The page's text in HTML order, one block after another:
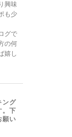
興味
も少
グで
の何
嬉し
ング
。下
願い